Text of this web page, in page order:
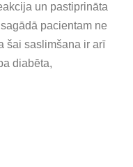
un pastiprināta
pacientam ne
šai saslimšana ir arī
diabēta,